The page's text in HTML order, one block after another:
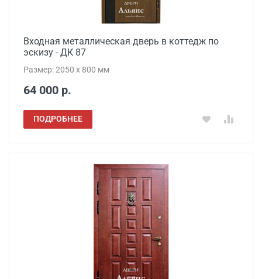
Входная металлическая дверь в коттедж по
эскизу - ДК 87
Размер: 2050 x 800 мм
64 000 р.
ПОДРОБНЕЕ